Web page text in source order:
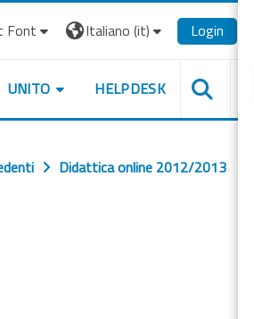
Font Italiano ‎(it)‎ Login
UNITO HELPDESK
Didattica online 2012/2013